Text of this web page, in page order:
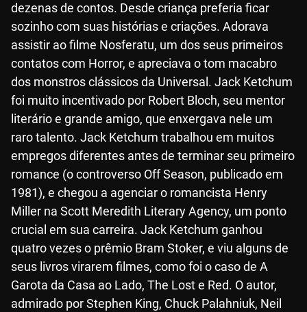
dezenas de contos. Desde criança preferia ficar
sozinho com suas histórias e criações. Adorava
assistir ao filme Nosferatu, um dos seus primeiros
contatos com Horror, e apreciava o tom macabro
dos monstros clássicos da Universal. Jack Ketchum
foi muito incentivado por Robert Bloch, seu mentor
literário e grande amigo, que enxergava nele um
raro talento. Jack Ketchum trabalhou em muitos
empregos diferentes antes de terminar seu primeiro
romance (o controverso Off Season, publicado em
1981), e chegou a agenciar o romancista Henry
Miller na Scott Meredith Literary Agency, um ponto
crucial em sua carreira. Jack Ketchum ganhou
quatro vezes o prêmio Bram Stoker, e viu alguns de
seus livros virarem filmes, como foi o caso de A
Garota da Casa ao Lado, The Lost e Red. O autor,
admirado por Stephen King, Chuck Palahniuk, Neil